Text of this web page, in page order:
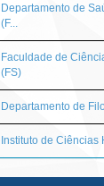
Departamento de
(F...
Faculdade de
(FS)
Departamento de
Instituto de Ciências